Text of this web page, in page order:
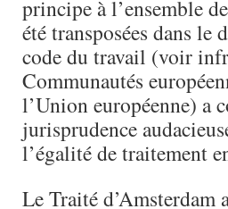
principe à l’ensemble
été transposées dans
code du travail (voir
Communautés
l’Union européenne) a
jurisprudence
l’égalité de traitement
Le Traité d’Amsterdam